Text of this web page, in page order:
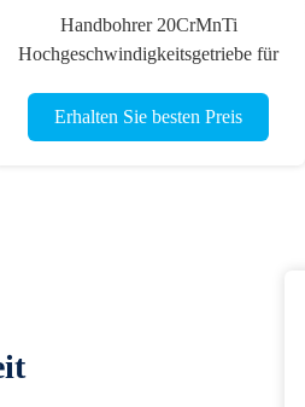
Handbohrer 20CrMnTi
Hochgeschwindigkeitsgetriebe für
Erhalten Sie besten Preis